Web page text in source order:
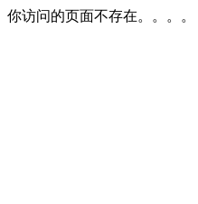
你访问的页面不存在。。。。